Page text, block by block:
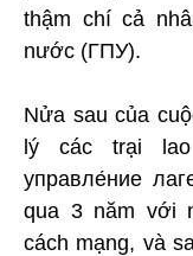
thậm chí cả
nước (ГПУ).
Nửa sau của
lý các trại lao
управле́ние
qua 3 năm với
cách mạng, và